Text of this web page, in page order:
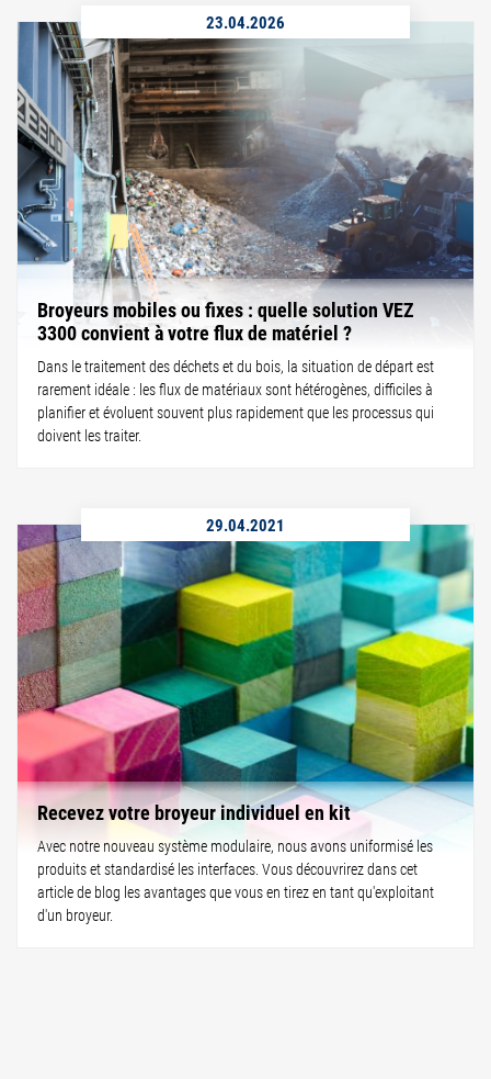
23.04.2026
Broyeurs mobiles ou fixes : quelle solution VEZ
3300 convient à votre flux de matériel ?
Dans le traitement des déchets et du bois, la situation de départ est
rarement idéale : les flux de matériaux sont hétérogènes, difficiles à
planifier et évoluent souvent plus rapidement que les processus qui
doivent les traiter.
29.04.2021
Recevez votre broyeur individuel en kit
Avec notre nouveau système modulaire, nous avons uniformisé les
produits et standardisé les interfaces. Vous découvrirez dans cet
article de blog les avantages que vous en tirez en tant qu'exploitant
d'un broyeur.